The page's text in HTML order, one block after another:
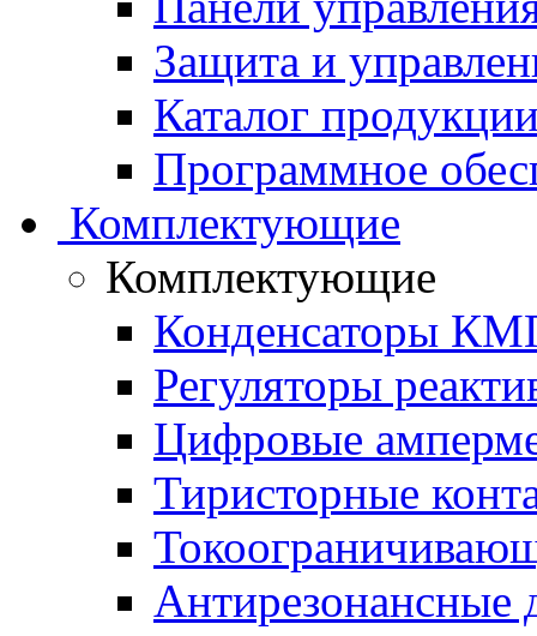
Защита и
Каталог
Программное
Комплектующие
Комплектующие
Конденсаторы
Регуляторы
Цифровые
Тиристорные
Антирезонансные